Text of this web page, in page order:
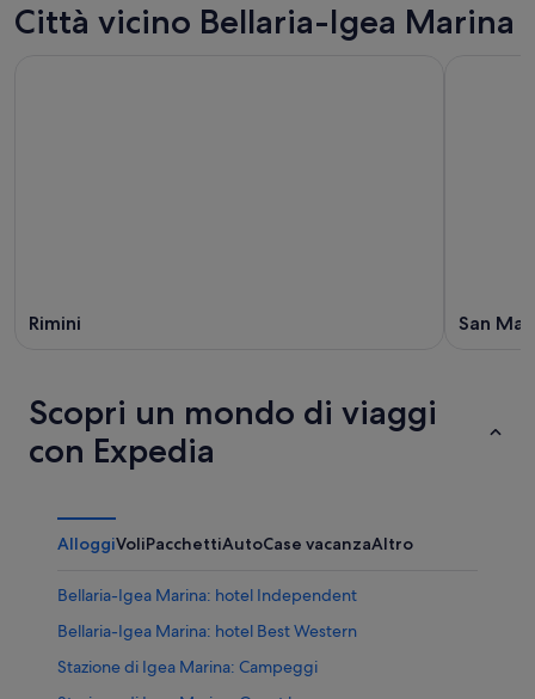
Città vicino Bellaria-Igea Marina
Rimini San
Scopri un mondo di viaggi
con Expedia
AlloggiVoliPacchettiAutoCase vacanzaAltro
Bellaria-Igea Marina: hotel Independent
Bellaria-Igea Marina: hotel Best Western
Stazione di Igea Marina: Campeggi